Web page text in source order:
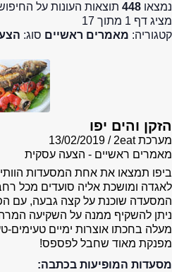
נמצאו 448 תוצאות העונות על
מציג דף 1 מתוך 17
קטגוריה: מאמרים ראשיים סוג:
הזקן והים יפו
מערכת 2eat
13/02/2019
מאמרים ראשיים - הצעה עסקית
ביפו תמצאו את אחת המסעדות
לאגדה ומושכת אליה סועדים מכל
המסעדה שוכנת על קצה גבעה, עם
ניתן להשקיף ממנה על השקיעה
מעלה בחכתו אוצרות ימיים טעימים-
מפנקת מאוד שחבל לפספס!
מסעדות המופיעות בכתבה: